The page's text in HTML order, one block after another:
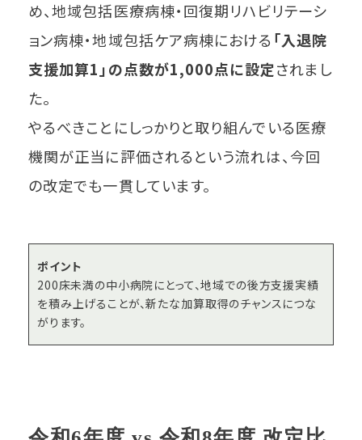
め、地域包括医療病棟・回復期リハビリテーシ
ョン病棟・地域包括ケア病棟における 「入退院
支援加算1」の点数が1,000点に設定されまし
た。
やるべきことにしっかりと取り組んでいる医療
機関が正当に評価されるという流れは、今回
の改定でも一貫しています。
ポイント
200床未満の中小病院にとって、地域での後方支援実績
を積み上げることが、新たな加算取得のチャンスにつな
がります。